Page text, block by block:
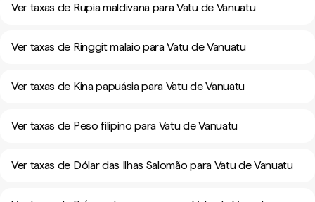
Ver taxas de Rupia maldivana para Vatu de Vanuatu
Ver taxas de Ringgit malaio para Vatu de Vanuatu
Ver taxas de Kina papuásia para Vatu de Vanuatu
Ver taxas de Peso filipino para Vatu de Vanuatu
Ver taxas de Dólar das Ilhas Salomão para Vatu de Vanuatu